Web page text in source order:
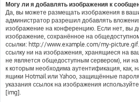
Могу ли я добавлять изображения к
Да, вы можете размещать изображения в
администратор разрешил добавлять
изображение на конференцию. Если нет, вы
изображение, сохранённое на
ссылки: http://www.example.com/my-
ссылку ни на изображения, хранящиеся на
не является общедоступным сервером), ни
к которым необходима аутентификация, как,
ящики Hotmail или Yahoo, защищённые
указания ссылок на изображения
[img].